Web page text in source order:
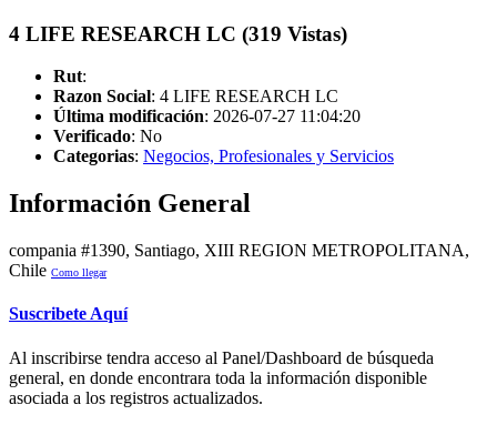
4 LIFE RESEARCH LC (319 Vistas)
Rut:
Razon Social: 4 LIFE RESEARCH LC
Última modificación: 2026-07-27 11:04:20
Verificado: No
Categorias: Negocios, Profesionales y Servicios
Información General
compania #1390, Santiago, XIII REGION METROPOLITANA,
Chile Como llegar
Suscribete Aquí
Al inscribirse tendra acceso al Panel/Dashboard de búsqueda
general, en donde encontrara toda la información disponible
asociada a los registros actualizados.